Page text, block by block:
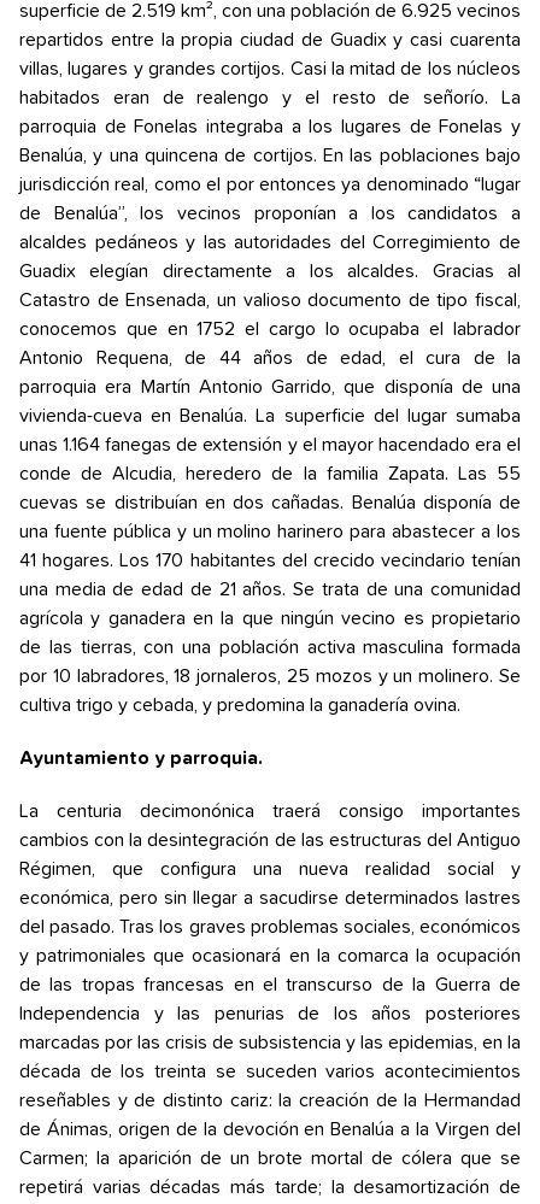
superficie de 2.519 km², con una población de 6.925 vecinos
repartidos entre la propia ciudad de Guadix y casi cuarenta
villas, lugares y grandes cortijos. Casi la mitad de los núcleos
habitados eran de realengo y el resto de señorío. La
parroquia de Fonelas integraba a los lugares de Fonelas y
Benalúa, y una quincena de cortijos. En las poblaciones bajo
jurisdicción real, como el por entonces ya denominado “lugar
de Benalúa”, los vecinos proponían a los candidatos a
alcaldes pedáneos y las autoridades del Corregimiento de
Guadix elegían directamente a los alcaldes. Gracias al
Catastro de Ensenada, un valioso documento de tipo fiscal,
conocemos que en 1752 el cargo lo ocupaba el labrador
Antonio Requena, de 44 años de edad, el cura de la
parroquia era Martín Antonio Garrido, que disponía de una
vivienda-cueva en Benalúa. La superficie del lugar sumaba
unas 1.164 fanegas de extensión y el mayor hacendado era el
conde de Alcudia, heredero de la familia Zapata. Las 55
cuevas se distribuían en dos cañadas. Benalúa disponía de
una fuente pública y un molino harinero para abastecer a los
41 hogares. Los 170 habitantes del crecido vecindario tenían
una media de edad de 21 años. Se trata de una comunidad
agrícola y ganadera en la que ningún vecino es propietario
de las tierras, con una población activa masculina formada
por 10 labradores, 18 jornaleros, 25 mozos y un molinero. Se
cultiva trigo y cebada, y predomina la ganadería ovina.
Ayuntamiento y parroquia.
La centuria decimonónica traerá consigo importantes
cambios con la desintegración de las estructuras del Antiguo
Régimen, que configura una nueva realidad social y
económica, pero sin llegar a sacudirse determinados lastres
del pasado. Tras los graves problemas sociales, económicos
y patrimoniales que ocasionará en la comarca la ocupación
de las tropas francesas en el transcurso de la Guerra de
Independencia y las penurias de los años posteriores
marcadas por las crisis de subsistencia y las epidemias, en la
década de los treinta se suceden varios acontecimientos
reseñables y de distinto cariz: la creación de la Hermandad
de Ánimas, origen de la devoción en Benalúa a la Virgen del
Carmen; la aparición de un brote mortal de cólera que se
repetirá varias décadas más tarde; la desamortización de